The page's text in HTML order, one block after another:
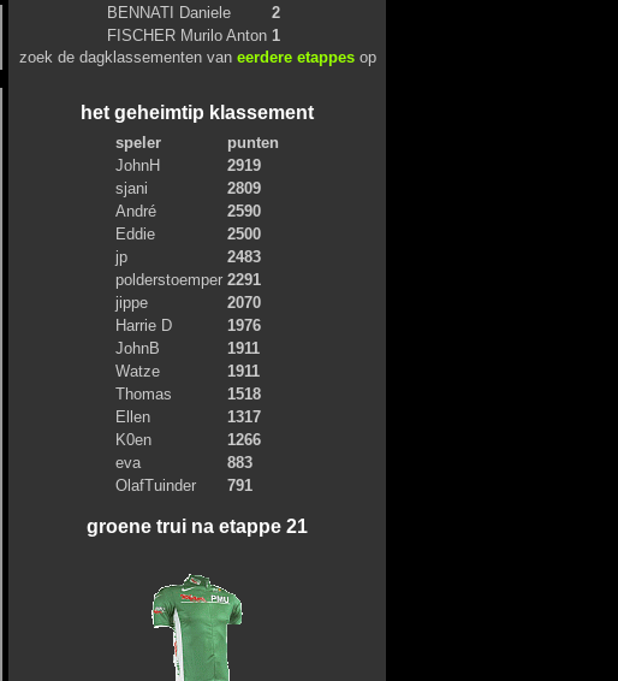
BENNATI Daniele
2
FISCHER Murilo Anton 1
zoek de dagklassementen van eerdere etappesop
het geheimtip klassement
speler
punten
JohnH
2919
sjani
2809
André
2590
Eddie
2500
jp
2483
polderstoemper 2291
jippe
2070
Harrie D
1976
JohnB
1911
Watze
1911
Thomas
1518
Ellen
1317
K0en
1266
eva
883
OlafTuinder
791
groene trui na etappe 21